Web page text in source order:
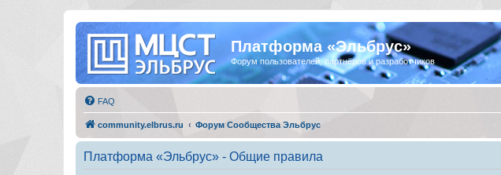
Платформа «Эльбрус»
Форум пользователей, партнёров и разработчиков
FAQ
community.elbrus.ru Форум Сообщества Эльбрус
Платформа «Эльбрус» - Общие правила